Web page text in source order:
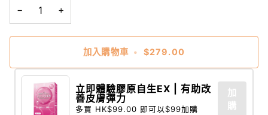
− +
加入購物車 • $279.00
立即體驗膠原自生EX | 有助改
善皮膚彈力
多買 HK$99.00 即可以$99加購
加
購